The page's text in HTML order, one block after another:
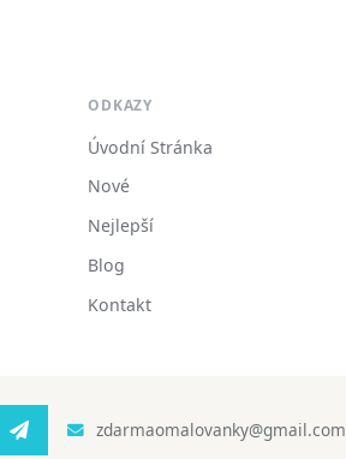
ODKAZY
Úvodní Stránka
Nové
Nejlepší
Blog
Kontakt
zdarmaomalovanky@gmail.com